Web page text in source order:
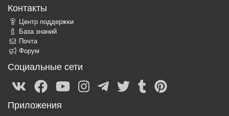
Контакты
Центр поддержки
База знаний
Почта
Форум
Социальные сети
Приложения